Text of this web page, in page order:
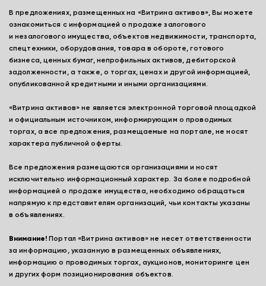
В предложениях, размещенных на «Витрина активов», Вы можете
ознакомиться с информацией о продаже залогового
и незалогового имущества, объектов недвижимости, транспорта,
спецтехники, оборудования, товара в обороте, готового
бизнеса, ценных бумаг, непрофильных активов, дебиторской
задолженности, а также, о торгах, ценах и другой информацией,
опубликованной кредитными и иными организациями.
«Витрина активов» не является электронной торговой площадкой
и официальным источником, информирующим о проводимых
торгах, а все предложения, размещаемые на портале, не носят
характера публичной оферты.
Все предложения размещаются организациями и носят
исключительно информационный характер. За более подробной
информацией о продаже имущества, необходимо обращаться
напрямую к представителям организаций, чьи контакты указаны
в объявлениях.
Внимание! Портал «Витрина активов» не несет ответственности
за информацию, указанную в размещенных объявлениях,
информацию о проводимых торгах, аукционов, мониторинге цен
и других форм позиционирования объектов.